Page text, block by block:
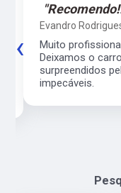
Evandro
Muito
Deixamos o
surpreendidos
impecáveis.
‹